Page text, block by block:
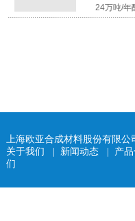
24万吨/年
上海欧亚合成材料股份有限
关于我们
新闻动态| 产
们